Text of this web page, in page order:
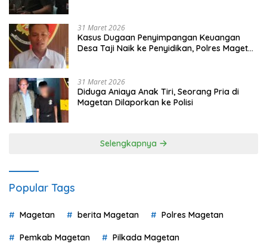
31 Maret 2026
Kasus Dugaan Penyimpangan Keuangan
Desa Taji Naik ke Penyidikan, Polres Magetan
31 Maret 2026
Diduga Aniaya Anak Tiri, Seorang Pria di
Magetan Dilaporkan ke Polisi
Selengkapnya
Popular Tags
Magetan berita Magetan Polres Magetan
Pemkab Magetan Pilkada Magetan